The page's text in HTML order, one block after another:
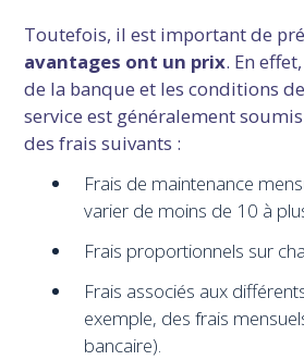
Toutefois, il est important de
avantages ont un prix. En
de la banque et les conditions
service est généralement
des frais suivants :
Frais de maintenance
varier de moins de 10 à
Frais proportionnels sur
Frais associés aux
exemple, des frais
bancaire).